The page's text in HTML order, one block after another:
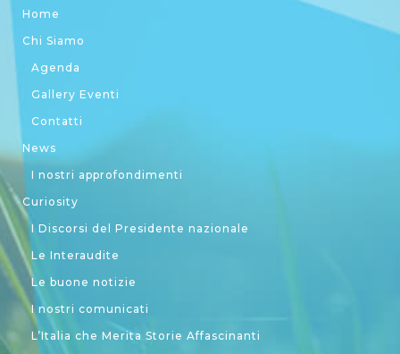
Home
Chi Siamo
Agenda
Gallery Eventi
Contatti
News
I nostri approfondimenti
Curiosity
I Discorsi del Presidente nazionale
Le Interaudite
Le buone notizie
I nostri comunicati
L’Italia che Merita Storie Affascinanti